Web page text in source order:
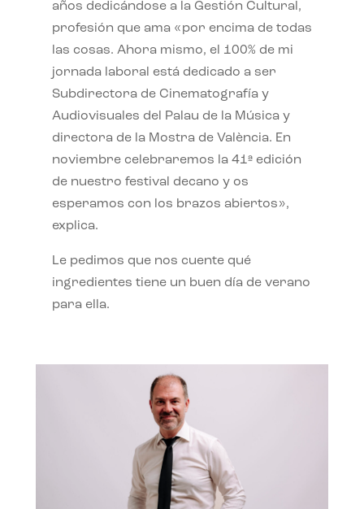
años dedicándose a la Gestión Cultural,
profesión que ama «por encima de todas
las cosas. Ahora mismo, el 100% de mi
jornada laboral está dedicado a ser
Subdirectora de Cinematografía y
Audiovisuales del Palau de la Música y
directora de la Mostra de València. En
noviembre celebraremos la 41ª edición
de nuestro festival decano y os
esperamos con los brazos abiertos»,
explica.
Le pedimos que nos cuente qué
ingredientes tiene un buen día de verano
para ella.